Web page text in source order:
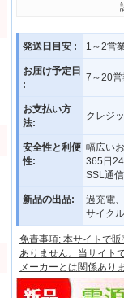
発送日目安 : 1～2営
お届け予定日
:
7～20営
お支払い方
法:
クレジ
安全性と利便
性:
幅広い
365日
SSL通
新品の出品:
過充電
サイク
免責事項: 本サイトで
ありません。当サイト
メーカーとは関係あり